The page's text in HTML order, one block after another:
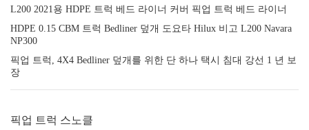
L200 2021용 HDPE 트럭 베드 라이너 커버 픽업 트럭 베드 라이너
HDPE 0.15 CBM 트럭 Bedliner 덮개 도요타 Hilux 비고 L200 Navara
NP300
픽업 트럭, 4X4 Bedliner 덮개를 위한 단 하나 택시 침대 강선 1 년 보
장
픽업 트럭 스노클